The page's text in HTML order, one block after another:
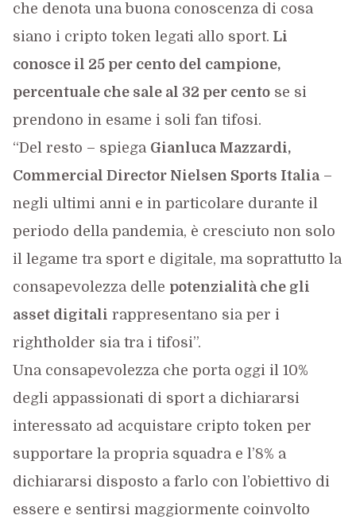
che denota una buona conoscenza di cosa
siano i cripto token legati allo sport. Li
conosce il 25 per cento del campione,
percentuale che sale al 32 per centose si
prendono in esame i soli fan tifosi.
“Del resto – spiega Gianluca Mazzardi,
Commercial Director Nielsen Sports Italia–
negli ultimi anni e in particolare durante il
periodo della pandemia, è cresciuto non solo
il legame tra sport e digitale, ma soprattutto la
consapevolezza delle potenzialità che gli
asset digitali rappresentano sia per i
rightholder sia tra i tifosi”.
Una consapevolezza che porta oggi il 10%
degli appassionati di sport a dichiararsi
interessato ad acquistare cripto token per
supportare la propria squadra e l’8% a
dichiararsi disposto a farlo con l’obiettivo di
essere e sentirsi maggiormente coinvolto